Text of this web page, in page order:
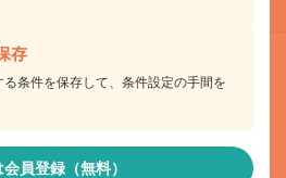
存
条件を保存して、条件設定の手間を
会員登録（無料）